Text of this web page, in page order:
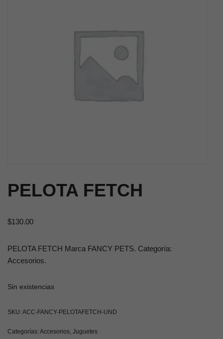
PELOTA FETCH
$130.00
PELOTA FETCH Marca FANCY PETS. Categoría:
Accesorios.
Sin existencias
SKU: ACC-FANCY-PELOTAFETCH-UND
Categorías: Accesorios Juguetes